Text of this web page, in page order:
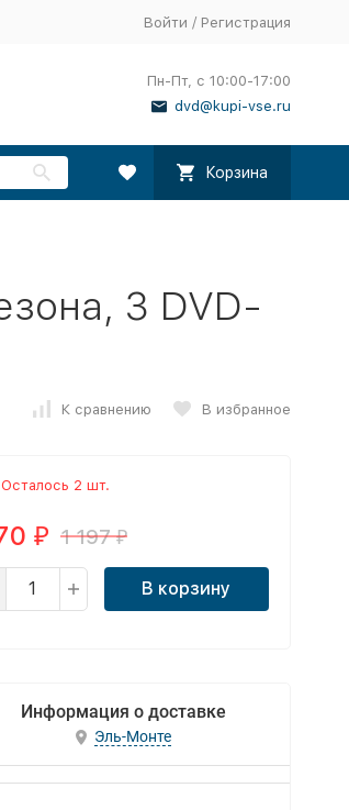
Войти / Регистрация
Пн-Пт, с 10:00-17:00
dvd@kupi-vse.ru
Корзина
3 DVD-
К сравнению В избранное
Осталось 2 шт.
₽ 1 197₽
В корзину
Информация о доставке
Эль-Монте